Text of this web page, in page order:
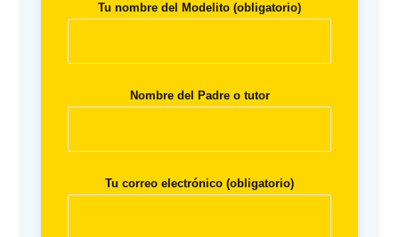
Tu nombre del Modelito (obligatorio)
Nombre del Padre o tutor
Tu correo electrónico (obligatorio)